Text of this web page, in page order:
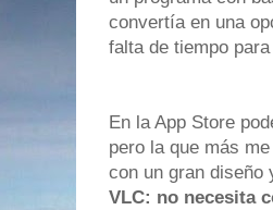
convertía en una
falta de tiempo
En la App Store
pero la que más
con un gran diseño
VLC: no necesita